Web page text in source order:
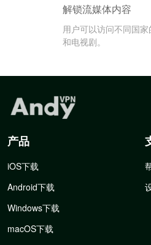
解锁流媒体内容
用户可以访问不同国
和电视剧。
产品
iOS下载
Android下载
Windows下载
macOS下载